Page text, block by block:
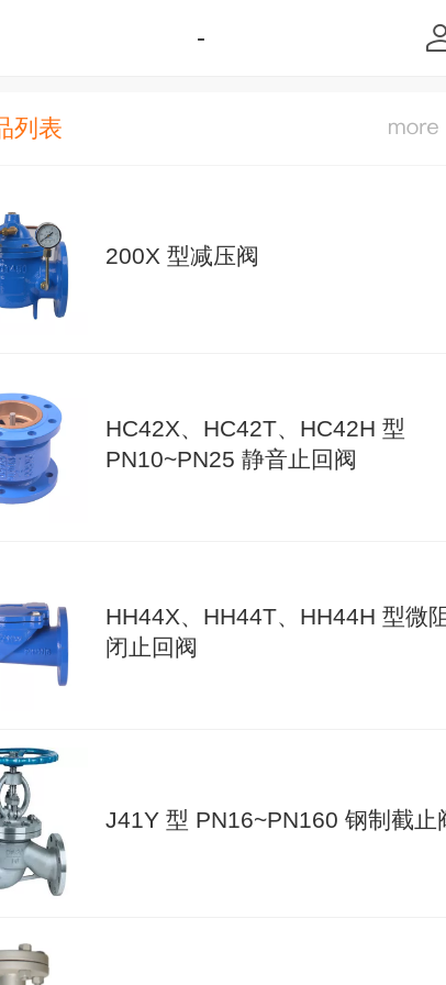
-
列表
200X 型减压阀
HC42X、HC42T、HC42H 型
PN10~PN25 静音止回阀
HH44X、HH44T、HH44H 型微
闭止回阀
J41Y 型 PN16~PN160 钢制截止